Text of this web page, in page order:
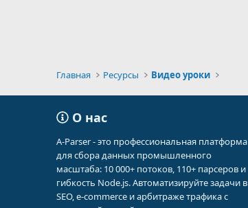
Главная Ресурсы Видео уроки
О нас
A-Parser - это профессиональная платформа
для сбора данных промышленного
масштаба: 10 000+ потоков, 110+ парсеров и
гибкость Node.js. Автоматизируйте задачи в
SEO, e-commerce и арбитраже трафика с